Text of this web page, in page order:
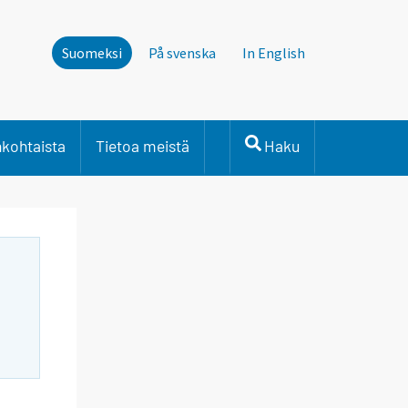
Suomeksi På svenska In English
Tietoa meistä Haku